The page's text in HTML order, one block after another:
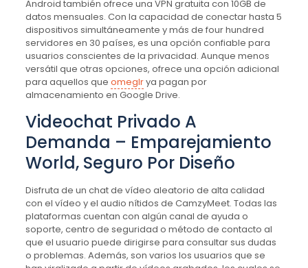
Android también ofrece una VPN gratuita con 10GB de
datos mensuales. Con la capacidad de conectar hasta 5
dispositivos simultáneamente y más de four hundred
servidores en 30 países, es una opción confiable para
usuarios conscientes de la privacidad. Aunque menos
versátil que otras opciones, ofrece una opción adicional
para aquellos que omeglrya pagan por
almacenamiento en Google Drive.
Videochat Privado A
Demanda – Emparejamiento
World, Seguro Por Diseño
Disfruta de un chat de vídeo aleatorio de alta calidad
con el vídeo y el audio nítidos de CamzyMeet. Todas las
plataformas cuentan con algún canal de ayuda o
soporte, centro de seguridad o método de contacto al
que el usuario puede dirigirse para consultar sus dudas
o problemas. Además, son varios los usuarios que se